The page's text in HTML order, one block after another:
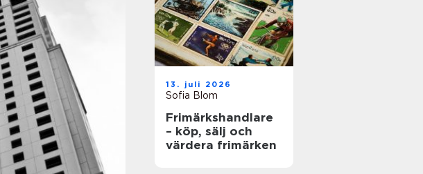
13. juli 2026
Sofia Blom
Frimärkshandlare
– köp, sälj och
värdera frimärken